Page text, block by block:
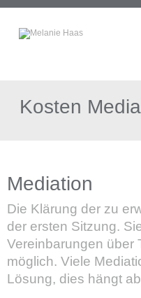
Kosten
Mediation
Die Klärung der zu
der ersten Sitzung.
Vereinbarungen über
möglich. Viele
Lösung, dies hängt